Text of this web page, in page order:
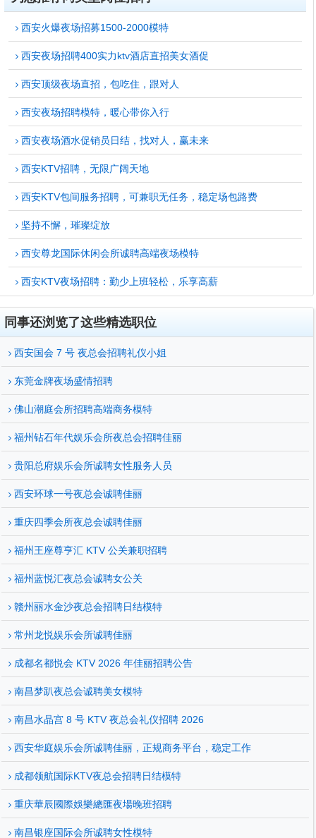
西安火爆夜场招募1500-2000模特
西安夜场招聘400实力ktv酒店直招美女酒促
西安顶级夜场直招，包吃住，跟对人
西安夜场招聘模特，暖心带你入行
西安夜场酒水促销员日结，找对人，赢未来
西安KTV招聘，无限广阔天地
西安KTV包间服务招聘，可兼职无任务，稳定场包路费
坚持不懈，璀璨绽放
西安尊龙国际休闲会所诚聘高端夜场模特
西安KTV夜场招聘：勤少上班轻松，乐享高薪
同事还浏览了这些精选职位
西安国会 7 号 夜总会招聘礼仪小姐
东莞金牌夜场盛情招聘
佛山潮庭会所招聘高端商务模特
福州钻石年代娱乐会所夜总会招聘佳丽
贵阳总府娱乐会所诚聘女性服务人员
西安环球一号夜总会诚聘佳丽
重庆四季会所夜总会诚聘佳丽
福州王座尊亨汇 KTV 公关兼职招聘
福州蓝悦汇夜总会诚聘女公关
赣州丽水金沙夜总会招聘日结模特
常州龙悦娱乐会所诚聘佳丽
成都名都悦会 KTV 2026 年佳丽招聘公告
南昌梦趴夜总会诚聘美女模特
南昌水晶宫 8 号 KTV 夜总会礼仪招聘 2026
西安华庭娱乐会所诚聘佳丽，正规商务平台，稳定工作
成都领航国际KTV夜总会招聘日结模特
重庆華辰國際娛樂總匯夜場晚班招聘
南昌银座国际会所诚聘女性模特